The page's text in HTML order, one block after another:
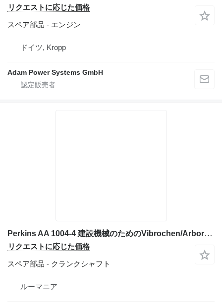
リクエストに応じた価格
スペア部品 - エンジン
ドイツ, Kropp
Adam Power Systems GmbH
Perkins AA 1004-4 建設機械のためのVibrochen/Arbore Cotit Motor クランクシャフト
リクエストに応じた価格
スペア部品 - クランクシャフト
ルーマニア